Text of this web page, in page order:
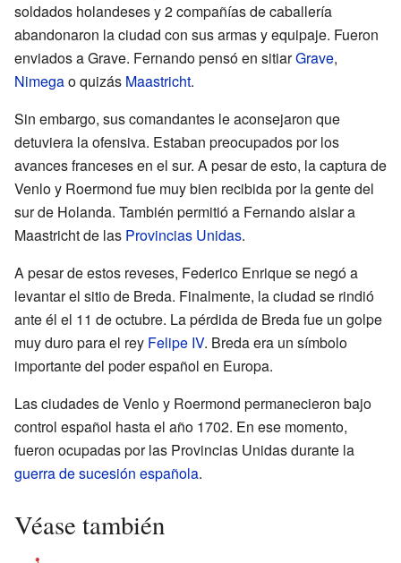
soldados holandeses y 2 compañías de caballería
abandonaron la ciudad con sus armas y equipaje. Fueron
enviados a Grave. Fernando pensó en sitiarGrave,
Nimegao quizás Maastricht.
Sin embargo, sus comandantes le aconsejaron que
detuviera la ofensiva. Estaban preocupados por los
avances franceses en el sur. A pesar de esto, la captura de
Venlo y Roermond fue muy bien recibida por la gente del
sur de Holanda. También permitió a Fernando aislar a
Maastricht de las Provincias Unidas.
A pesar de estos reveses, Federico Enrique se negó a
levantar el sitio de Breda. Finalmente, la ciudad se rindió
ante él el 11 de octubre. La pérdida de Breda fue un golpe
muy duro para el rey Felipe IV. Breda era un símbolo
importante del poder español en Europa.
Las ciudades de Venlo y Roermond permanecieron bajo
control español hasta el año 1702. En ese momento,
fueron ocupadas por las Provincias Unidas durante la
guerra de sucesión española.
Véase también